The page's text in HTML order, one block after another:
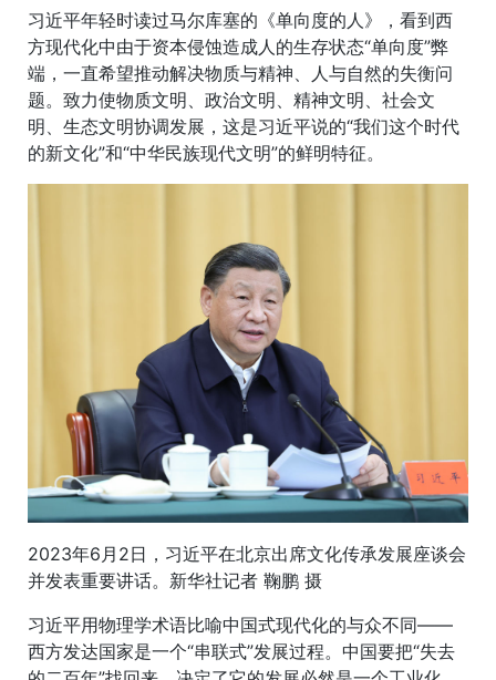
习近平年轻时读过马尔库塞的《单向度的人》，看到西
方现代化中由于资本侵蚀造成人的生存状态“单向度”弊
端，一直希望推动解决物质与精神、人与自然的失衡问
题。致力使物质文明、政治文明、精神文明、社会文
明、生态文明协调发展，这是习近平说的“我们这个时代
的新文化”和“中华民族现代文明”的鲜明特征。
2023年6月2日，习近平在北京出席文化传承发展座谈会
并发表重要讲话。新华社记者 鞠鹏 摄
习近平用物理学术语比喻中国式现代化的与众不同——
西方发达国家是一个“串联式”发展过程。中国要把“失去